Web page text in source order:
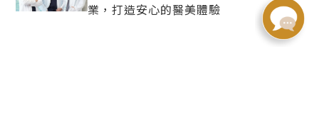
業，打造安心的醫美體驗